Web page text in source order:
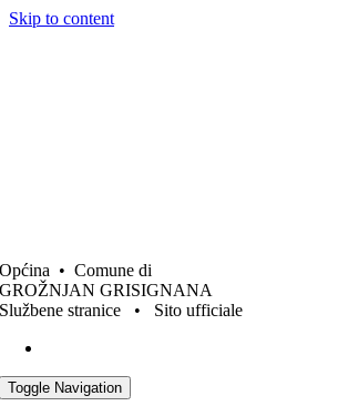
Skip to content
Općina • Comune di
GROŽNJAN GRISIGNANA
Službene stranice • Sito ufficiale
Toggle Navigation